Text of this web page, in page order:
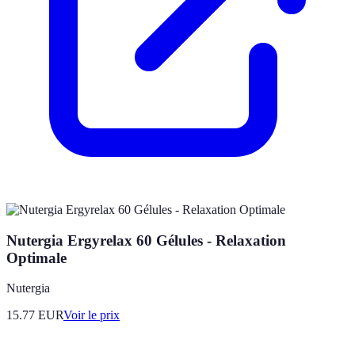
Nutergia Ergyrelax 60 Gélules - Relaxation
Optimale
Nutergia
15.77 EURVoir le prix